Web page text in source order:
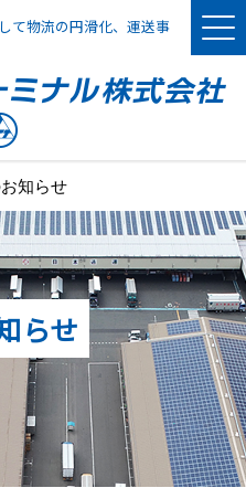
て物流の円滑化、運送事
知らせ
らせ